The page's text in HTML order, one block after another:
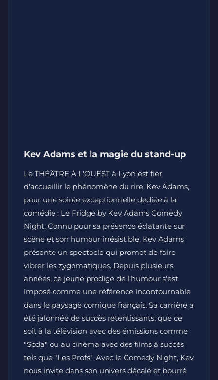
Kev Adams et la magie du stand-up
Le THÉÂTRE À L'OUEST à Lyon est fier
d'accueillir le phénomène du rire, Kev Adams,
pour une soirée exceptionnelle dédiée à la
comédie : Le Fridge by Kev Adams Comedy
Night. Connu pour sa présence éclatante sur
scène et son humour irrésistible, Kev Adams
présente un spectacle qui promet de faire
vibrer les zygomatiques. Depuis plusieurs
années, ce jeune prodige de l'humour s'est
imposé comme une référence incontournable
dans le paysage comique français. Sa carrière a
été jalonnée de succès retentissants, que ce
soit à la télévision avec des émissions comme
"Soda" ou au cinéma avec des films à succès
tels que "Les Profs". Avec le Comedy Night, Kev
nous invite dans son univers décalé et bourré